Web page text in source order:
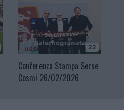
22
Conferenza Stampa Serse
Cosmi 26/02/2026